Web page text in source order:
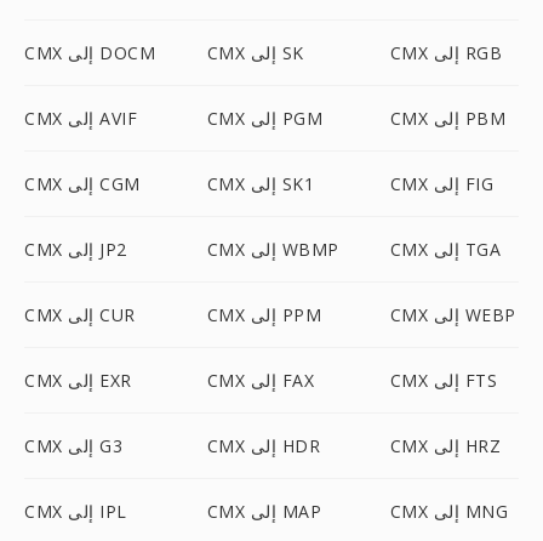
CMX إلى DOCM CMX إلى SK CMX إلى RGB
CMX إلى AVIF CMX إلى PGM CMX إلى PBM
CMX إلى CGM CMX إلى SK1 CMX إلى FIG
CMX إلى JP2 CMX إلى WBMP CMX إلى TGA
CMX إلى CUR CMX إلى PPM CMX إلى WEBP
CMX إلى EXR CMX إلى FAX CMX إلى FTS
CMX إلى G3 CMX إلى HDR CMX إلى HRZ
CMX إلى IPL CMX إلى MAP CMX إلى MNG